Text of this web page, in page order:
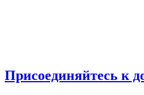
Присоединяйтесь к